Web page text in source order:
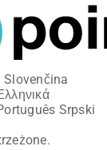
Slovenčina
Srpski